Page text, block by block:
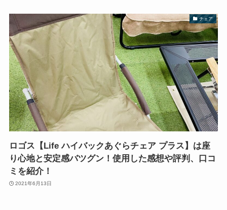
チェア
ロゴス【Life ハイバックあぐらチェア プラス】は座
り心地と安定感バツグン！使用した感想や評判、口コ
ミを紹介！
2021年6月13日